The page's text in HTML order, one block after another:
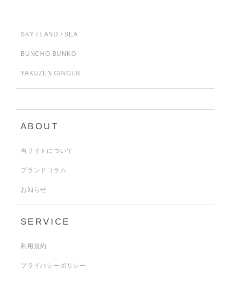
SKY / LAND / SEA
BUNCHO BUNKO
YAKUZEN GINGER
ABOUT
当サイトについて
ブランドコラム
お知らせ
SERVICE
利用規約
プライバシーポリシー